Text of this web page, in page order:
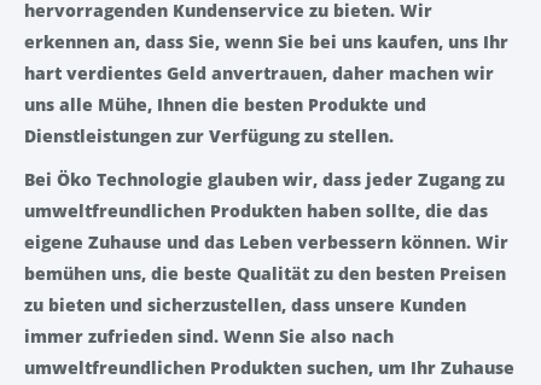
hervorragenden Kundenservice zu bieten. Wir
erkennen an, dass Sie, wenn Sie bei uns kaufen, uns Ihr
hart verdientes Geld anvertrauen, daher machen wir
uns alle Mühe, Ihnen die besten Produkte und
Dienstleistungen zur Verfügung zu stellen.
Bei Öko Technologie glauben wir, dass jeder Zugang zu
umweltfreundlichen Produkten haben sollte, die das
eigene Zuhause und das Leben verbessern können. Wir
bemühen uns, die beste Qualität zu den besten Preisen
zu bieten und sicherzustellen, dass unsere Kunden
immer zufrieden sind. Wenn Sie also nach
umweltfreundlichen Produkten suchen, um Ihr Zuhause